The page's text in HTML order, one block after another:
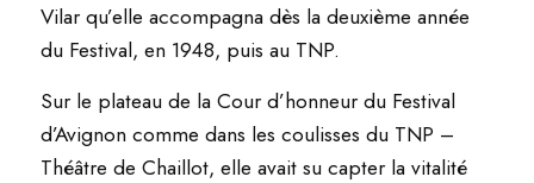
Vilar qu’elle accompagna dès la deuxième année
du Festival, en 1948, puis au TNP.
Sur le plateau de la Cour d’honneur du Festival
d’Avignon comme dans les coulisses du TNP –
Théâtre de Chaillot, elle avait su capter la vitalité